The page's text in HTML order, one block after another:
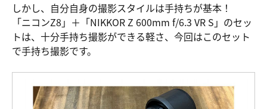
しかし、自分自身の撮影スタイルは手持ちが基本！
「ニコンZ8」＋「NIKKOR Z 600mm f/6.3 VR S」のセッ
トは、十分手持ち撮影ができる軽さ、今回はこのセット
で手持ち撮影です。